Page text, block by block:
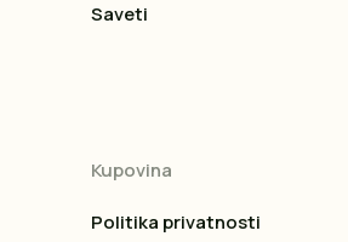
Saveti
Kupovina
Politika privatnosti